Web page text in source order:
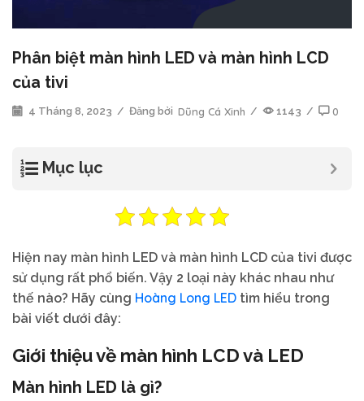
Phân biệt màn hình LED và màn hình LCD
của tivi
4 Tháng 8, 2023 / Đăng bởi Dũng Cá Xinh / 1143 / 0
Mục lục
Hiện nay màn hình LED và màn hình LCD của tivi được
sử dụng rất phổ biến. Vậy 2 loại này khác nhau như
thế nào? Hãy cùng Hoàng Long LED tìm hiểu trong
bài viết dưới đây:
Giới thiệu về màn hình LCD và LED
Màn hình LED là gì?